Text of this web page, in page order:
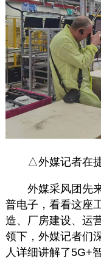
△外媒记者在
外媒采风团先
普电子，看看这座
造、厂房建设、运
领下，外媒记者们
人 详细讲解了5G+